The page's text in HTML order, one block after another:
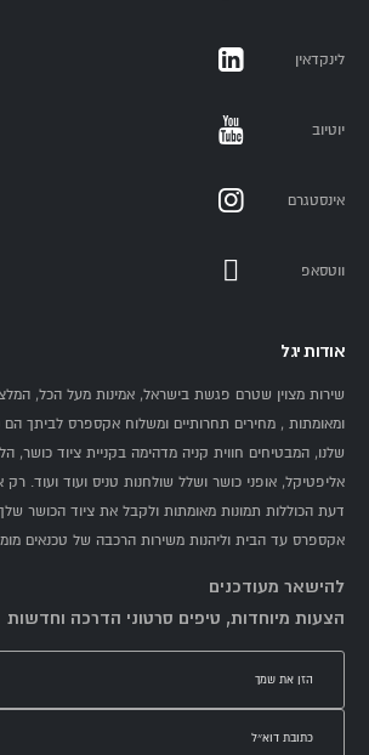
לינקדאין
יוטיוב
אינסטגרם
ווטסאפ
אודות יגל
שירות מצוין שטרם פגשת בישראל, אמינות מעל הכל,
ומאומתות , מחירים תחרותיים ומשלוח אקספרס לביתך הם
שלנו, המבטיחים חווית קניה מדהימה בקניית ציוד כושר,
אליפטיקל, אופני כושר ושלל שולחנות טניס ועוד ועוד. רק
דעת הכוללות תמונות מאומתות ולקבל את ציוד הכושר
אקספרס עד הבית וליהנות משירות הרכבה של טכנאים
להישאר מעודכנים
הצעות מיוחדות, טיפים סרטוני הדרכה וחדשות